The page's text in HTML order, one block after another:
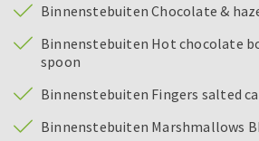
Binnenstebuiten Chocolate &
Binnenstebuiten Hot chocolate
spoon
Binnenstebuiten Fingers salted
Binnenstebuiten Marshmallows